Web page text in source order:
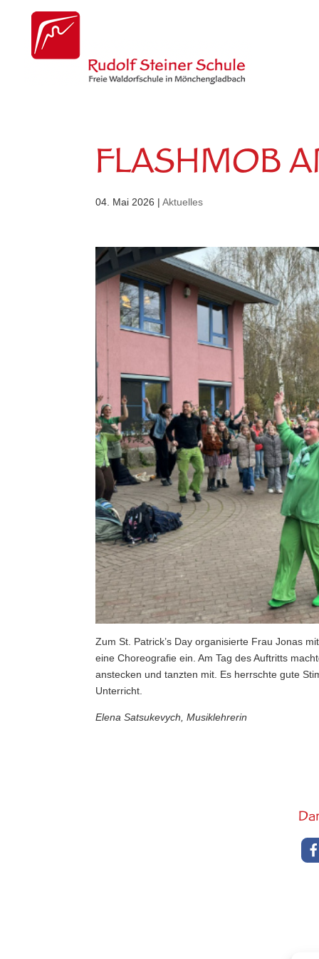
FLASHMOB
04. Mai 2026 |Aktuelles
Zum St. Patrick’s Day organisierte Frau Jonas
eine Choreografie ein. Am Tag des Auftritts
anstecken und tanzten mit. Es herrschte gute
Unterricht.
Elena Satsukevych, Musiklehrerin